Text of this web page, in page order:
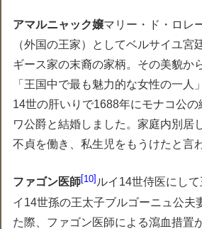
アマルニャック嬢マリー・ド・ロレ
（外国の王家）としてベルサイユ宮
ギース家の末裔の家柄。その美貌か
「王国中で最も魅力的な女性の一人
14世の肝いりで1688年にモナコ公の
ワ公爵と結婚しました。家庭内別居
不貞を働き、私生児をもうけたと言
ファゴン医師 10 ルイ14世侍医にし
イ14世孫の王太子ブルゴーニュ公夫
た際、ファゴン医師による瀉血措置